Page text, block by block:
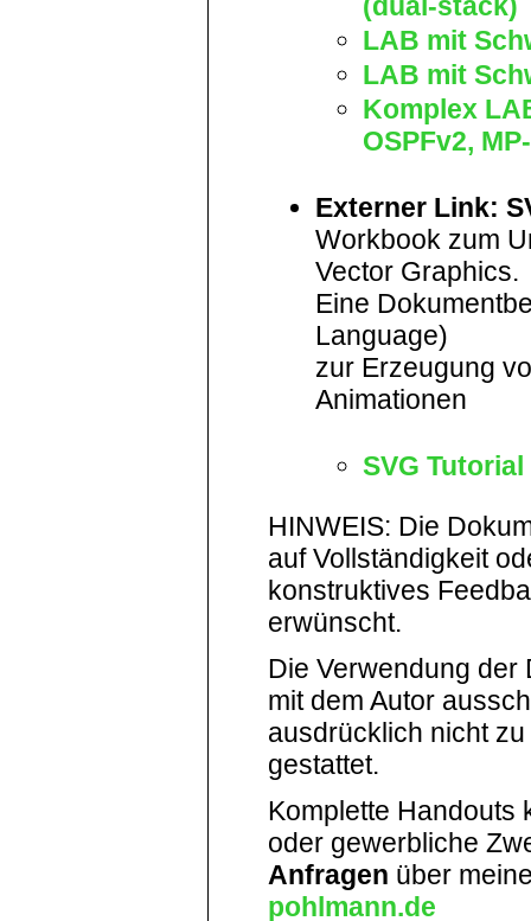
LAB mit
LAB mit
Komplex
OSPFv2,
Externer Link:
Workbook zum
Vector Graphics.
Eine
Language)
zur Erzeugung
Animationen
SVG
HINWEIS: Die
auf Vollständigkeit
konstruktives
erwünscht.
Die Verwendung der
mit dem Autor
ausdrücklich nicht
gestattet.
Komplette Handouts
oder gewerbliche
Anfragen über
pohlmann.de